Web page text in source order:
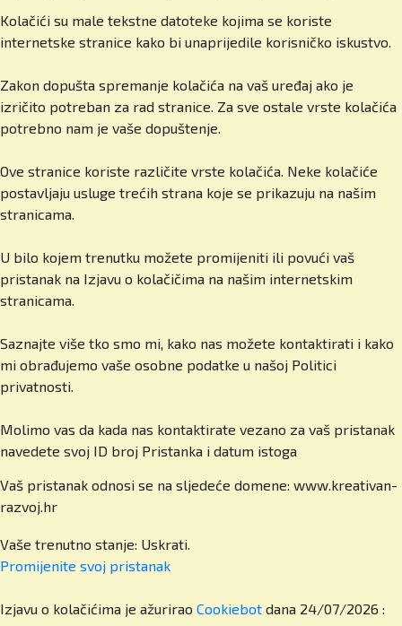
Cambridge International Education program i
iznimno raznoliku međunarodnu zajednicu. I dalje
gradimo kroz partnerstva, kurikularne inovacije i
jačanje boarding programa, jedinstvenog u regiji.
U čemu se razlikujete u odnosu na druge
škole, i privatne i državne? Što vas izdvaja?
Prije svega kvaliteta! Sustavno ulažemo u
profesore, infrastrukturu i sadržaje. Imamo male
visokokvalificirane predavače iz desetak zemalja,
izvrsne rezultate naših učenika i međunarodne
akreditacije. I ono što roditelji jako cijene,
pozornost kakvu zaslužuje. Prvog dana
procjenjujemo njegove prednosti i slabosti te
prilagođavamo program. Roditelji to cijene i
Znaju što njihovo dijete ovdje dobiva i kamo ga to
može odvesti.
A kamo ga to vodi? Kakve mogućnosti
otvarate svojim učenicima?
Naši učenici završavaju školu s Cambridge IGCSE
i A-level diplomama, koje im otvaraju vrata
činjenicu da imamo sto posto upisanih alumnija
Kolačići su male tekstne datoteke kojima se koriste
internetske stranice kako bi unaprijedile korisničko iskustvo.
Zakon dopušta spremanje kolačića na vaš uređaj ako je
izričito potreban za rad stranice. Za sve ostale vrste kolačića
potrebno nam je vaše dopuštenje.
Ove stranice koriste različite vrste kolačića. Neke kolačiće
postavljaju usluge trećih strana koje se prikazuju na našim
stranicama.
U bilo kojem trenutku možete promijeniti ili povući vaš
pristanak na Izjavu o kolačičima na našim internetskim
stranicama.
Saznajte više tko smo mi, kako nas možete kontaktirati i kako
mi obrađujemo vaše osobne podatke u našoj Politici
privatnosti.
Molimo vas da kada nas kontaktirate vezano za vaš pristanak
navedete svoj ID broj Pristanka i datum istoga
Vaš pristanak odnosi se na sljedeće domene: www.kreativan-
razvoj.hr
Vaše trenutno stanje: Uskrati.
Promijenite svoj ​​pristanak
Izjavu o kolačićima je ažurirao Cookiebot dana 24/07/2026 :